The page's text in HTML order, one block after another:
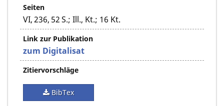
Seiten
VI, 236, 52 S.; Ill., Kt.; 16 Kt.
Link zur Publikation
zum Digitalisat
Zitiervorschläge
BibTex